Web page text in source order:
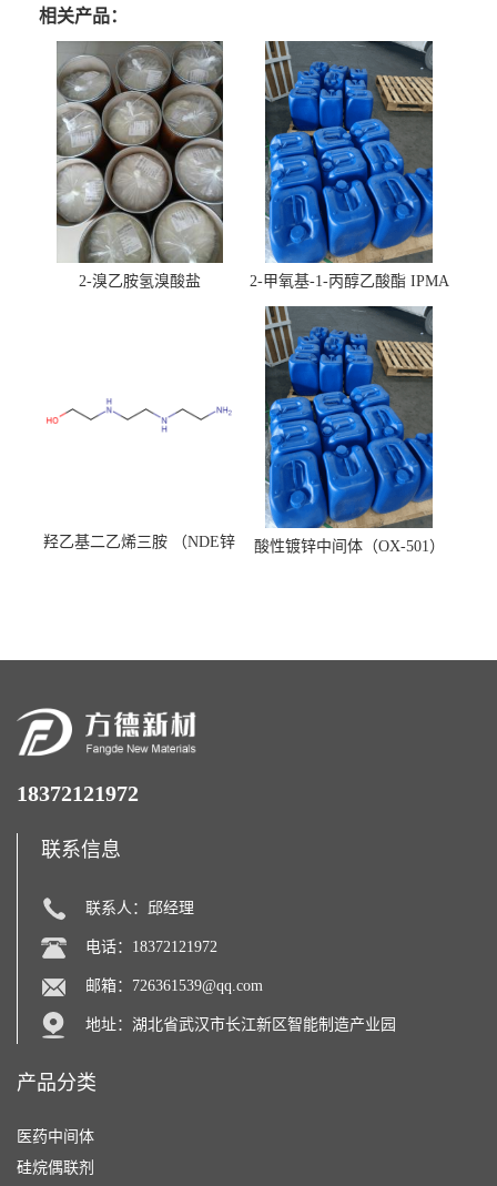
相关产品：
2-溴乙胺氢溴酸盐 2-甲氧基-1-丙醇乙酸酯 IPMA
羟乙基二乙烯三胺 （NDE锌
酸性镀锌中间体（OX-501）
18372121972
联系信息
联系人：邱经理
电话：18372121972
邮箱： 726361539@qq.com
地址：湖北省武汉市长江新区智能制造产业园
产品分类
医药中间体
硅烷偶联剂